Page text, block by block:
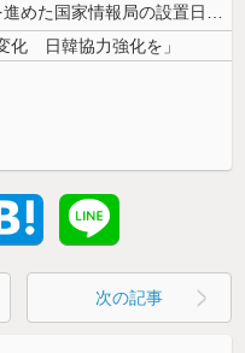
（ ´_ゝ`）中国「高市政権が法制化を進めた国家情報局の設置日が7月3...
化 日韓協力強化を」
次の記事